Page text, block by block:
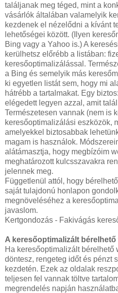
találjanak meg téged, mint a
vásárlók általában valamelyik
kezdenek el nézelődni a kívánt
lehetőségei között. (Ilyen
Bing vagy a Yahoo is.) A
kerülhetsz előrébb a listában:
keresőoptimalizálással.
a Bing és semelyik más
ki egyetlen listát sem, hogy mi
hátrébb a tartalmakat. Egy
elégedett legyen azzal, amit
Természetesen vannak (nem is
keresőoptimalizálási eszközök,
amelyekkel biztosabbak
magam is használok.
alátámasztja, hogy megbízóim
meghatározott kulcsszavakra
jelennek meg.
Függetlenül attól, hogy
saját tulajdonú honlapon
megnöveléséhez a
javaslom.
Kertgondozás - Fakivágás
A keresőoptimalizált
Ha keresőoptimalizált bérelhető
döntesz, rengeteg időt és pénzt
kezdetén. Ezek az oldalak
teljesen fel vannak töltve
megrendelés napján